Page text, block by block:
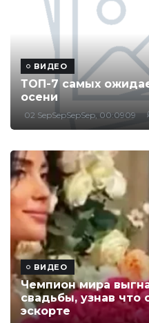
ВИДЕО
ТОП-7 самых
осени
02 SepSepSepSep, 00:0909
ВИДЕО
Чемпион мира
свадьбы, узнав что
эскорте